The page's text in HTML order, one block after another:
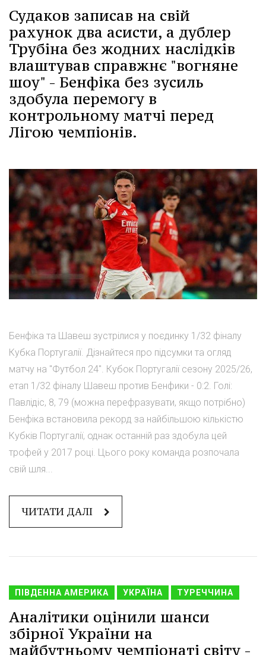
Судаков записав на свій
рахунок два асисти, а дублер
Трубіна без жодних наслідків
влаштував справжнє "вогняне
шоу" - Бенфіка без зусиль
здобула перемогу в
контрольному матчі перед
Лігою чемпіонів.
Бенфіка та Шавеш зустрілися у поєдинку 1/32 фіналу
Кубка Португалії. Дізнайтеся про підсумки та огляд
матчу на "Футбол 24". Кубок Португалії сезону 2025/26,
етап 1/32 фіналу Шавеш против Бенфики - 0:2. Голі:
Павлідіс, 8, 79 (можна перефразувати, якщо потрібно)
Бенфіка встановила рекорд за найбільшою кількістю
Кубків Португалії, однак останній раз здобула цей
трофей у 2017 році. Цього року команда розпочала
свій шля...
ЧИТАТИ ДАЛІ
ПІВДЕННА АМЕРИКА УКРАЇНА ТУРЕЧЧИНА
Аналітики оцінили шанси
збірної України на
майбутньому чемпіонаті світу -